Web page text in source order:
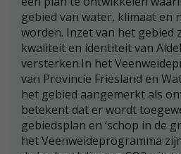
gebied van water, klimaat en
worden. Inzet van het gebied
kwaliteit en identiteit van
versterken.In het
van Provincie Friesland en
het gebied aangemerkt als
betekent dat er wordt
gebiedsplan en ‘schop in de
het Veenweideprogramma